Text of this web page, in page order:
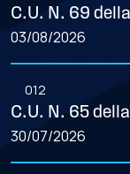
C.U. N. 69
03/08/2026
012
C.U. N. 65
30/07/2026